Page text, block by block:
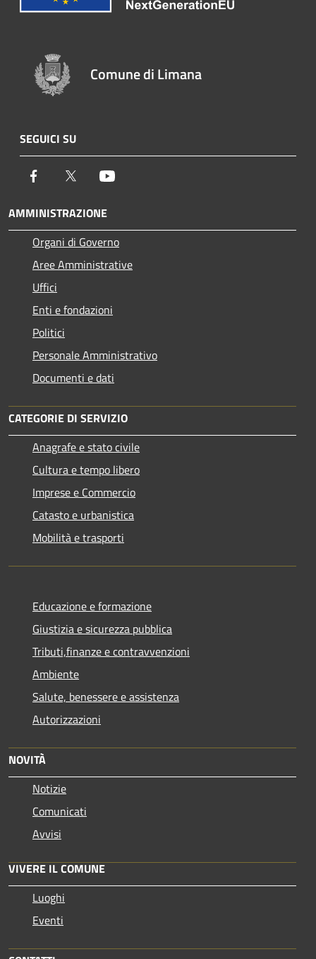
Comune di Limana
SEGUICI SU
Facebook Twitter
AMMINISTRAZIONE
Organi di Governo
Aree Amministrative
Uffici
Enti e fondazioni
Politici
Personale Amministrativo
Documenti e dati
CATEGORIE DI SERVIZIO
Anagrafe e stato civile
Cultura e tempo libero
Imprese e Commercio
Catasto e urbanistica
Mobilità e trasporti
Educazione e formazione
Giustizia e sicurezza pubblica
Tributi,finanze e contravvenzioni
Ambiente
Salute, benessere e assistenza
Autorizzazioni
NOVITÀ
Notizie
Comunicati
Avvisi
VIVERE IL COMUNE
Luoghi
Eventi